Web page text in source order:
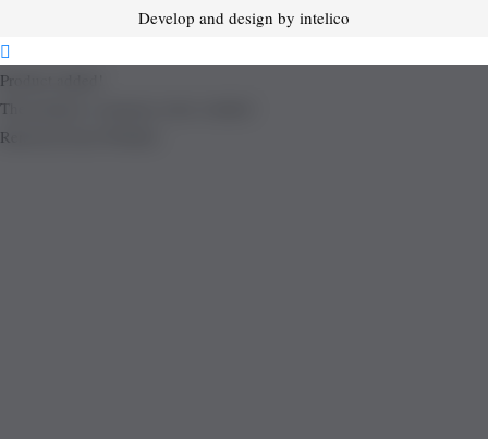
Develop and design by intelico
Product added!
The product is already in the wishlist!
Removed from Wishlist